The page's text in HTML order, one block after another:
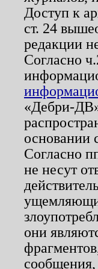
Доступ к
ст. 24
редакции
Согласно
«Дебри-
основании
Согласно
не несут
они